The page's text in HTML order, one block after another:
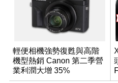
輕便相機強勢復甦與高階
機型熱銷 Canon 第二季營
業利潤大增 35%